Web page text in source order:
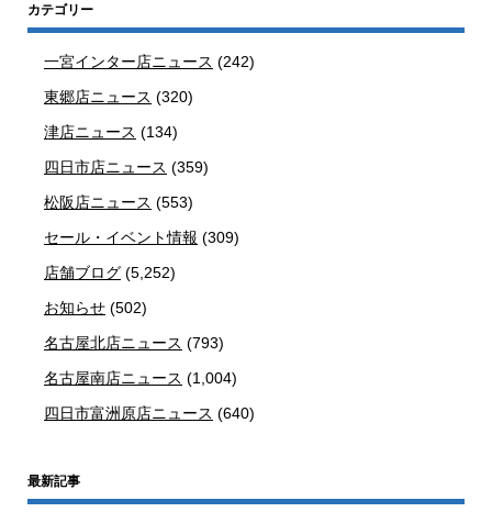
カテゴリー
一宮インター店ニュース (242)
東郷店ニュース (320)
津店ニュース (134)
四日市店ニュース (359)
松阪店ニュース (553)
セール・イベント情報 (309)
店舗ブログ (5,252)
お知らせ (502)
名古屋北店ニュース (793)
名古屋南店ニュース (1,004)
四日市富洲原店ニュース (640)
最新記事